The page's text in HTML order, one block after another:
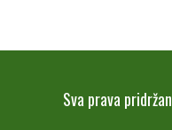
Sva prava